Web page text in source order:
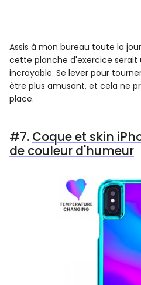
Assis à mon bureau toute la
cette planche d'exercice serait
incroyable. Se lever pour
être plus amusant, et cela ne
place.
#7. Coque et skin
de couleur d'humeur